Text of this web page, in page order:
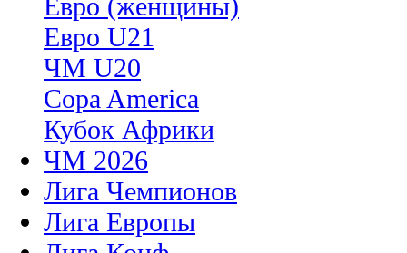
Евро U21
ЧМ U20
Copa America
Кубок Африки
ЧМ 2026
Лига Чемпионов
Лига Европы